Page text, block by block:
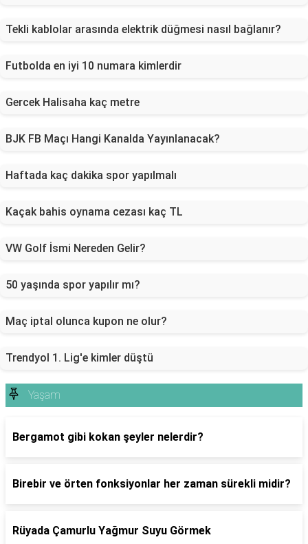
Tekli kablolar arasında elektrik düğmesi nasıl bağlanır?
Futbolda en iyi 10 numara kimlerdir
Gercek Halisaha kaç metre
BJK FB Maçı Hangi Kanalda Yayınlanacak?
Haftada kaç dakika spor yapılmalı
Kaçak bahis oynama cezası kaç TL
VW Golf İsmi Nereden Gelir?
50 yaşında spor yapılır mı?
Maç iptal olunca kupon ne olur?
Trendyol 1. Lig'e kimler düştü
Yaşam
Bergamot gibi kokan şeyler nelerdir?
Birebir ve örten fonksiyonlar her zaman sürekli midir?
Rüyada Çamurlu Yağmur Suyu Görmek